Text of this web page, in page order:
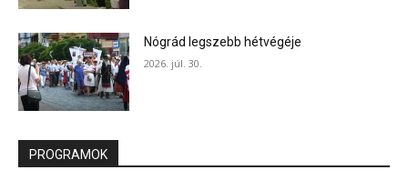
Nógrád legszebb hétvégéje
2026. júl. 30.
PROGRAMOK